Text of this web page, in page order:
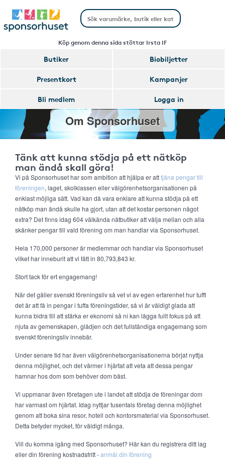
Köp genom denna sida stöttar Irsta IF
Butiker
Biobiljetter
Presentkort
Kampanjer
Bli medlem
Logga in
Om Sponsorhuset
Tänk att kunna stödja på ett nätköp
man ändå skall göra!
Vi på Sponsorhuset har som ambition att hjälpa er atttjäna pengar till
föreningen, laget, skolklassen eller välgörenhetsorganisationen på
enklast möjliga sätt. Vad kan då vara enklare att kunna stödja på ett
nätköp man ändå skulle ha gjort, utan att det kostar personen något
extra? Det finns idag 604 välkända nätbutiker att välja mellan och alla
skänker pengar till vald förening om man handlar via Sponsorhuset.
Hela 170,000 personer är medlemmar och handlar via Sponsorhuset
vilket har inneburit att vi fått in 80,793,843 kr.
Stort tack för ert engagemang!
När det gäller svenskt föreningsliv så vet vi av egen erfarenhet hur tufft
det är att få in pengar i tuffa föreningstider, så vi är väldigt glada att
kunna bidra till att stärka er ekonomi så ni kan lägga fullt fokus på att
njuta av gemenskapen, glädjen och det fullständiga engagemang som
svenskt föreningsliv innebär.
Under senare tid har även välgörenhetsorganisationerna börjat nyttja
denna möjlighet, och det värmer i hjärtat att veta att dessa pengar
hamnar hos dom som behöver dom bäst.
Vi uppmanar även företagen ute i landet att stödja de föreningar dom
har varmast om hjärtat. Idag nyttjar tusentals företag denna möjlighet
genom att boka sina resor, hotell och kontorsmaterial via Sponsorhuset.
Detta betyder mycket, för väldigt många.
Vill du komma igång med Sponsorhuset? Här kan du registrera ditt lag
eller din förening kostnadsfritt -anmäl din förening